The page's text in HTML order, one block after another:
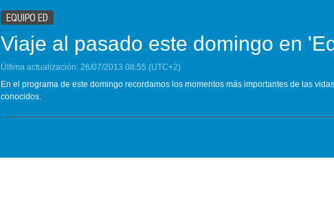
EQUIPO ED
Viaje al pasado este domingo en
Última actualización: 26/07/2013 08:55 (UTC+2)
En el programa de este domingo recordamos los momentos más importantes de las
conocidos.